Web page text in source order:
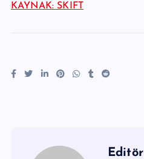
KAYNAK: SKIFT
Editör